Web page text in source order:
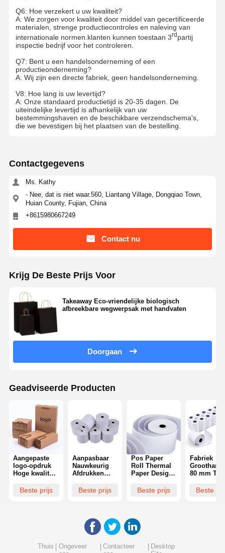
Niet geweven zakken
Q6: Hoe verzekert u uw kwaliteit?
A: We zorgen voor kwaliteit door middel van gecertificeerde
materialen, strenge productiecontroles en naleving van
internationale normen.klanten kunnen toestaan 3rd partij
inspectie bedrijf voor het controleren.
Q7: Bent u een handelsonderneming of een
productieonderneming?
A: Wij zijn een directe fabriek, geen handelsonderneming.
V8: Hoe lang is uw levertijd?
A: Onze standaard productietijd is 20-35 dagen. De
uiteindelijke levertijd is afhankelijk van uw
bestemmingshaven en de beschikbare verzendschema's,
die we bevestigen bij het plaatsen van de bestelling.
Contactgegevens
Ms. Kathy
- Nee, dat is niet waar.560, Liantang Village, Dongqiao Town,
Huian County, Fujian, China
+8615980667249
Contact nu
Krijg De Beste Prijs Voor
Takeaway Eco-vriendelijke biologisch
afbreekbare wegwerpsak met handvaten
Doorgaan
Geadviseerde Producten
Aangepaste
logo-opdruk
Hoge kwaliteit
tas
Groothandel
Beste prijs
Aanpasbaar
Nauwkeurig
Afdrukken
Bonpapier en
Hoogwaardige
Papieren Rol
Beste prijs
Pos Paper
Roll Thermal
Paper Design
Kleurrijk
Thermal
Paper Roll
Beste prijs
Fabriek
80 mm Till
Receipt
Beste
Thuis
Ongeveer
Contacteer
Desktop